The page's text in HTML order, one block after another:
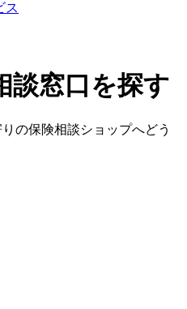
ス
談窓口を探す
の保険相談ショップへどう